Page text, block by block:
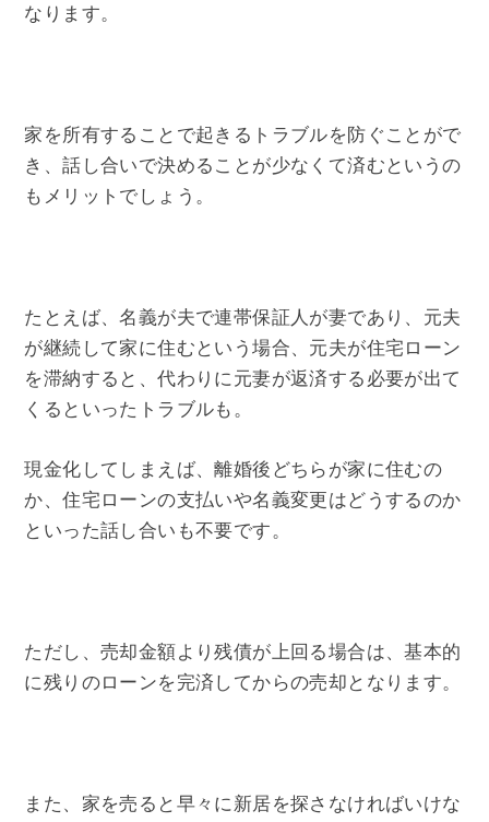
なります。
家を所有することで起きるトラブルを防ぐことがで
き、話し合いで決めることが少なくて済むというの
もメリットでしょう。
たとえば、名義が夫で連帯保証人が妻であり、元夫
が継続して家に住むという場合、元夫が住宅ローン
を滞納すると、代わりに元妻が返済する必要が出て
くるといったトラブルも。
現金化してしまえば、離婚後どちらが家に住むの
か、住宅ローンの支払いや名義変更はどうするのか
といった話し合いも不要です。
ただし、売却金額より残債が上回る場合は、基本的
に残りのローンを完済してからの売却となります。
また、家を売ると早々に新居を探さなければいけな